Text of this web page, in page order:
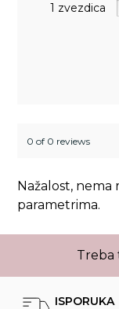
1 zvezdica
0 of 0 reviews
Nažalost,
parametrima.
Treba
ISPORUKA